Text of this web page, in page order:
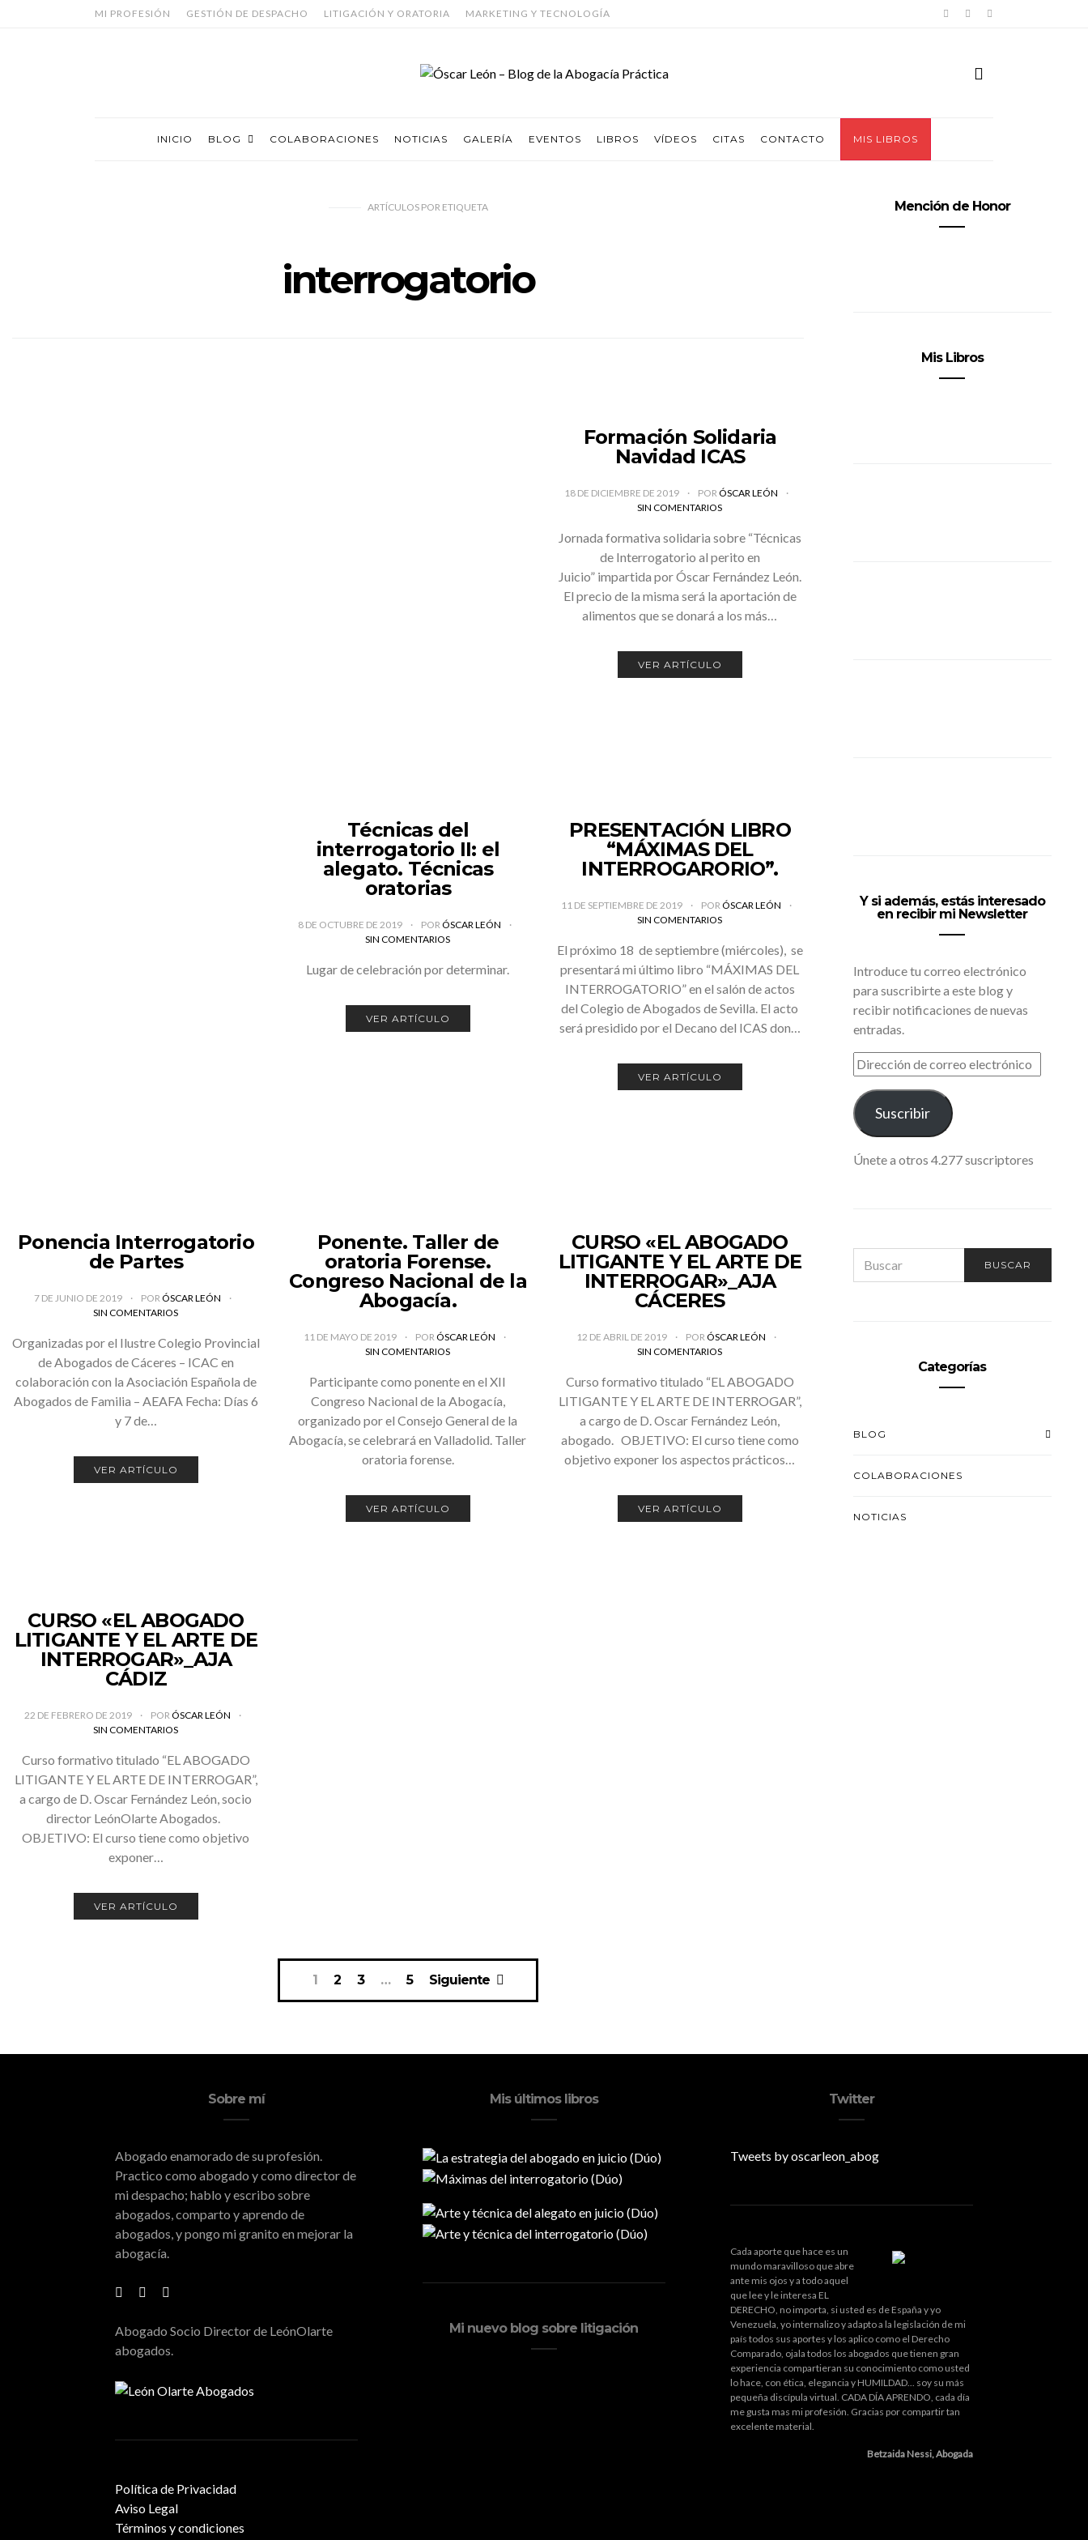
MI PROFESIÓN GESTIÓN DE DESPACHO LITIGACIÓN Y ORATORIA MARKETING Y TECNOLOGÍA
INICIO BLOG COLABORACIONES NOTICIAS GALERÍA EVENTOS LIBROS VÍDEOS CITAS CONTACTO MIS LIBROS
ARTÍCULOS PORETIQUETA
interrogatorio
Formación Solidaria
Navidad ICAS
18 DE DICIEMBRE DE 2019 PORÓSCAR LEÓN
SIN COMENTARIOS
Jornada formativa solidaria sobre “Técnicas
de Interrogatorio al perito en
Juicio” impartida por Óscar Fernández León.
El precio de la misma será la aportación de
alimentos que se donará a los más…
VER ARTÍCULO
Técnicas del
interrogatorio II: el
alegato. Técnicas
oratorias
8 DE OCTUBRE DE 2019 PORÓSCAR LEÓN
SIN COMENTARIOS
Lugar de celebración por determinar.
VER ARTÍCULO
PRESENTACIÓN LIBRO
“MÁXIMAS DEL
INTERROGARORIO”.
11 DE SEPTIEMBRE DE 2019 PORÓSCAR LEÓN
SIN COMENTARIOS
El próximo 18 de septiembre (miércoles), se
presentará mi último libro “MÁXIMAS DEL
INTERROGATORIO” en el salón de actos
del Colegio de Abogados de Sevilla. El acto
será presidido por el Decano del ICAS don…
VER ARTÍCULO
Ponencia Interrogatorio
de Partes
7 DE JUNIO DE 2019 PORÓSCAR LEÓN
SIN COMENTARIOS
Organizadas por el Ilustre Colegio Provincial
de Abogados de Cáceres – ICAC en
colaboración con la Asociación Española de
Abogados de Familia – AEAFA Fecha: Días 6
y 7 de…
VER ARTÍCULO
Ponente. Taller de
oratoria Forense.
Congreso Nacional de la
Abogacía.
11 DE MAYO DE 2019 PORÓSCAR LEÓN
SIN COMENTARIOS
Participante como ponente en el XII
Congreso Nacional de la Abogacía,
organizado por el Consejo General de la
Abogacía, se celebrará en Valladolid. Taller
oratoria forense.
VER ARTÍCULO
CURSO «EL ABOGADO
LITIGANTE Y EL ARTE DE
INTERROGAR»_AJA
CÁCERES
12 DE ABRIL DE 2019 PORÓSCAR LEÓN
SIN COMENTARIOS
Curso formativo titulado “EL ABOGADO
LITIGANTE Y EL ARTE DE INTERROGAR”,
a cargo de D. Oscar Fernández León,
abogado. OBJETIVO: El curso tiene como
objetivo exponer los aspectos prácticos…
VER ARTÍCULO
CURSO «EL ABOGADO
LITIGANTE Y EL ARTE DE
INTERROGAR»_AJA
CÁDIZ
22 DE FEBRERO DE 2019 PORÓSCAR LEÓN
SIN COMENTARIOS
Curso formativo titulado “EL ABOGADO
LITIGANTE Y EL ARTE DE INTERROGAR”,
a cargo de D. Oscar Fernández León, socio
director LeónOlarte Abogados.
OBJETIVO: El curso tiene como objetivo
exponer…
VER ARTÍCULO
1 2 3 … 5 Siguiente
Mención de Honor
Mis Libros
Y si además, estás interesado
en recibir mi Newsletter
Introduce tu correo electrónico
para suscribirte a este blog y
recibir notificaciones de nuevas
entradas.
DIRECCIÓN
DE
CORREO
ELECTRÓNICO
Suscribir
Únete a otros 4.277 suscriptores
FOR:
BUSCAR
Categorías
BLOG
COLABORACIONES
NOTICIAS
Sobre mí
Abogado enamorado de su profesión.
Practico como abogado y como director de
mi despacho; hablo y escribo sobre
abogados, comparto y aprendo de
abogados, y pongo mi granito en mejorar la
abogacía.
Abogado Socio Director de LeónOlarte
abogados.
Política de Privacidad
Aviso Legal
Términos y condiciones
Mis últimos libros
Mi nuevo blog sobre litigación
Twitter
Tweets by oscarleon_abog
Cada aporte que hace es un
mundo maravilloso que abre
ante mis ojos y a todo aquel
que lee y le interesa EL
DERECHO, no importa, si usted es de España y yo
Venezuela, yo internalizo y adapto a la legislación de mi
país todos sus aportes y los aplico como el Derecho
Comparado, ojala todos los abogados que tienen gran
experiencia compartieran su conocimiento como usted
lo hace, con ética, elegancia y HUMILDAD... soy su más
pequeña discípula virtual. CADA DÍA APRENDO, cada día
me gusta mas mi profesión. Gracias por compartir tan
excelente material.
Betzaida Nessi, Abogada